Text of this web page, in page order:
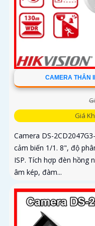
CAMERA THÂN
Giá
Camera DS-
cảm biến 1/1. 8", độ
ISP. Tích hợp đèn hồng
âm kép, đàm...